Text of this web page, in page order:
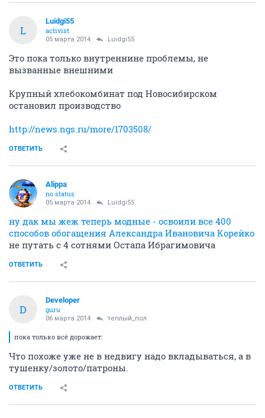
L
Luidgi55
activist
05 марта 2014 Luidgi55
Это пока только внутреннине проблемы, не
вызванные внешними
Крупный хлебокомбинат под Новосибирском
остановил производство
http://news.ngs.ru/more/1703508/
ОТВЕТИТЬ
Alippa
no status
05 марта 2014 Luidgi55
ну дак мы жеж теперь модные - освоили все 400
способов обогащения Александра Ивановича Корейко
не путать с 4 сотнями Остапа Ибрагимовича
ОТВЕТИТЬ
D
Developer
guru
06 марта 2014 теплый_пол
пока только всё дорожает:
Что похоже уже не в недвигу надо вкладываться, а в
тушенку/золото/патроны.
ОТВЕТИТЬ